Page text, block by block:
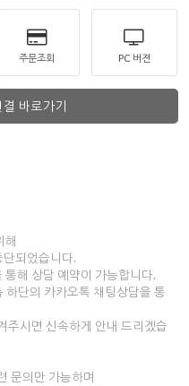
주문조회 PC 버젼
바로가기
해
되었습니다.
해 상담 예약이 가능합니다.
단의 카카오톡 채팅상담을 통
주시면 신속하게 안내 드리겠습
문의만 가능하며